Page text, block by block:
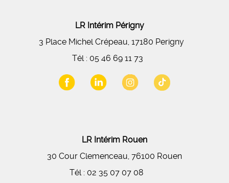
LR Intérim Périgny
3 Place Michel Crépeau, 17180 Perigny
Tél : 05 46 69 11 73
LR Intérim Rouen
30 Cour Clemenceau, 76100 Rouen
Tél : 02 35 07 07 08